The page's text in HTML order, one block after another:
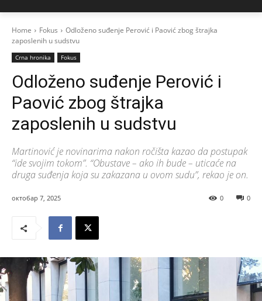
Home Fokus
Odloženo suđenje Perović i Paović zbog štrajka
zaposlenih u sudstvu
Crna hronika Fokus
Odloženo suđenje Perović i
Paović zbog štrajka
zaposlenih u sudstvu
Martinović je novinarima nakon ročišta kazao da postupak
“ide svojim tokom”. “Obustave – ako ih bude – uticaće na
druga suđenja koja su zakazana u ovom sudu”, rekao je on.
октобар 7, 2025 0
0